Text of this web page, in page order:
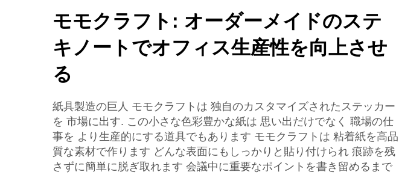
モモクラフト: オーダーメイドのステ
キノートでオフィス生産性を向上させ
る
紙具製造の巨人 モモクラフトは 独自のカスタマイズされたステッカー
を 市場に出す. この小さな色彩豊かな紙は 思い出だけでなく 職場の仕
事を より生産的にする道具でもあります モモクラフトは 粘着紙を高品
質な素材で作ります どんな表面にもしっかりと貼り付けられ 痕跡を残
さずに簡単に脱ぎ取れます 会議中に重要なポイントを書き留めるまで